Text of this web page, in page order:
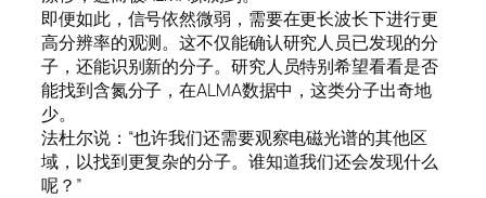
即便如此，信号依然微弱，需要在更长波长下进行更
高分辨率的观测。这不仅能确认研究人员已发现的分
子，还能识别新的分子。研究人员特别希望看看是否
能找到含氮分子，在ALMA数据中，这类分子出奇地
少。
法杜尔说：“也许我们还需要观察电磁光谱的其他区
域，以找到更复杂的分子。谁知道我们还会发现什么
呢？”